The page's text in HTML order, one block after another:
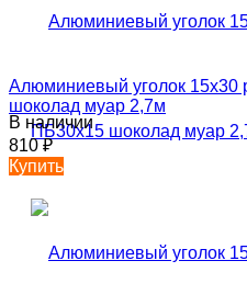
Алюминиевый уголок 15х30
шоколад муар 2,7м
В наличии
810₽
Купить